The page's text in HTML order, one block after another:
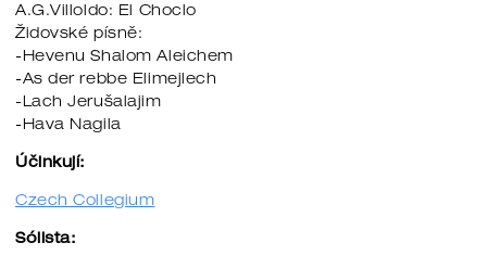
A.G.Villoldo: El Choclo
Židovské písně:
-Hevenu Shalom Aleichem
-As der rebbe Elimejlech
-Lach Jerušalajim
-Hava Nagila
Účinkují:
Czech Collegium
Sólista: